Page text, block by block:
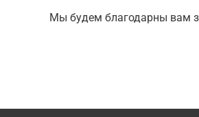
Мы будем благодарны вам